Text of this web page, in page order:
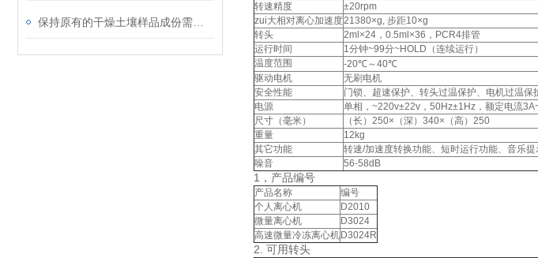
转速精度
±20rpm
zui大相对离心加速度21380×g, 步距10×g
转头
2ml×24，0.5ml×36，PCR4排管
运行时间
1分钟~99分~HOLD（连续运行）
温度范围
-20℃～40℃
驱动电机
无刷电机
安全性能
门锁、超速保护、转头过温保护、电机过温保
电源
单相，~220v±22v，50Hz±1Hz，额定电流
尺寸（毫米）
（长）250×（深）340×（高）250
重量
12kg
其它功能
转速/加速度转换功能、短时运行功能、音乐提
噪音
56-58dB
1，产品编号
产品名称
编号
个人离心机
D2010
微量离心机
D3024
高速微量冷冻离心机 D3024R
2. 可用转头